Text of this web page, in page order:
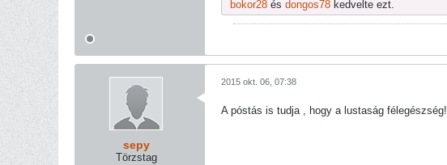
bokor28 és dongos78 kedvelte ezt.
sepy
Törzstag
2015 okt. 06, 07:38
A póstás is tudja , hogy a lustaság félegészség!